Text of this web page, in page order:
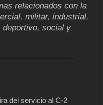
relacionados con la
militar, industrial,
deportivo, social y
del servicio al C-2